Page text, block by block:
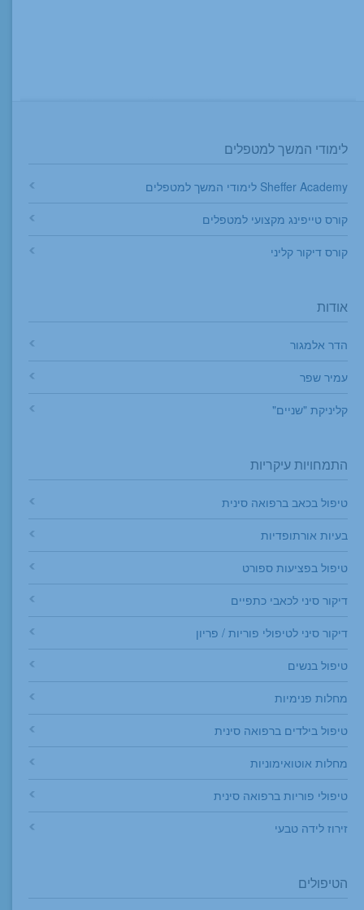
לימודי המשך למטפלים
Sheffer Academy לימודי המשך למטפלים
קורס טייפינג מקצועי למטפלים
קורס דיקור קליני
אודות
הדר אלמגור
עמיר שפר
קליניקת "שניים"
התמחויות עיקריות
טיפול בכאב ברפואה סינית
בעיות אורתופדיות
טיפול בפציעות ספורט
דיקור סיני לכאבי כתפיים
דיקור סיני לטיפולי פוריות / פריון
טיפול בנשים
מחלות פנימיות
טיפול בילדים ברפואה סינית
מחלות אוטואימוניות
טיפולי פוריות ברפואה סינית
זירוז לידה טבעי
הטיפולים